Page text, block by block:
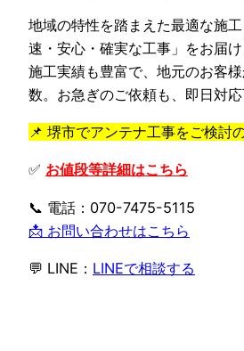
地域の特性を踏まえた最適な施
速・安心・確実な工事」をお届け
施工実績も豊富で、地元のお客
数。お急ぎのご依頼も、即日対応
📌 堺市でアンテナ工事をご検討
✅ お値段等詳細はこちら
📞 電話：070-7475-5115
📩 お問い合わせはこちら
💬 LINE： LINEで相談する